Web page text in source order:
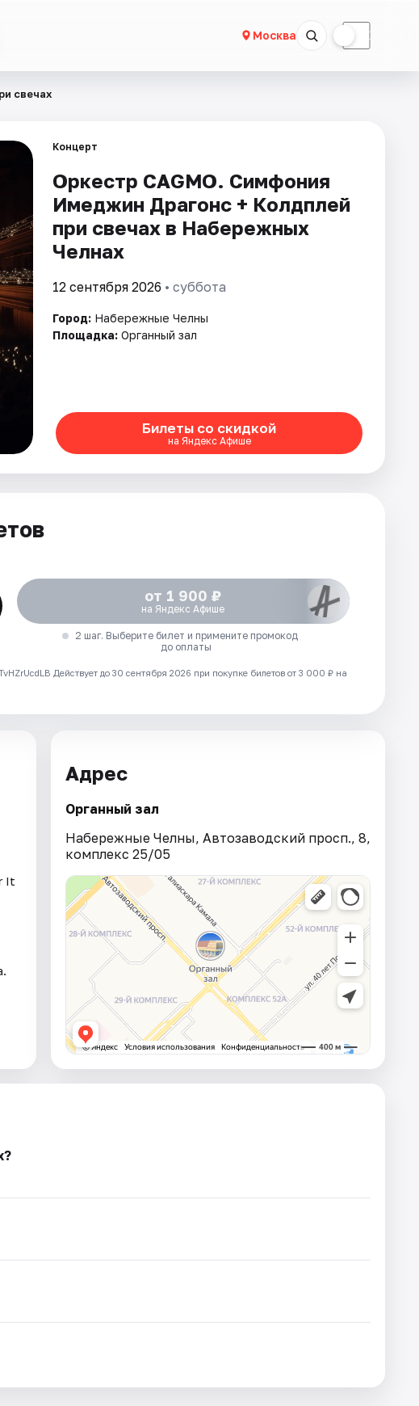
Москва ☾
свечах
Концерт
Оркестр CAGMO. Симфония
Имеджин Драгонс + Колдплей
при свечах в Набережных
Челнах
12 сентября 2026 • суббота
Город: Набережные Челны
Площадка: Органный зал
Билеты со скидкой
на Яндекс Афише
от 1 900 ₽
на Яндекс Афише
2 шаг. Выберите билет и примените промокод
до оплаты
Действует до 30 сентября 2026 при покупке билетов от 3 000 ₽ на
It
Адрес
Органный зал
Набережные Челны, Автозаводский просп., 8,
комплекс 25/05